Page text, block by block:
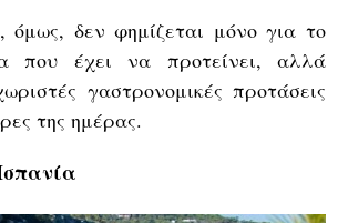
δεν φημίζεται μόνο για το
που έχει να προτείνει, αλλά
γαστρονομικές προτάσεις
της ημέρας.